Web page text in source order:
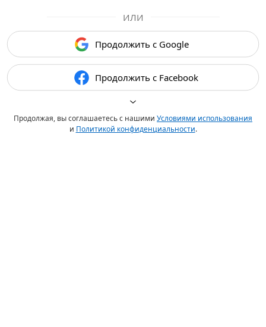
ИЛИ
Продолжить с Google
Продолжить с Facebook
Продолжая, вы соглашаетесь с нашими Условиями использования
и Политикой конфиденциальности.